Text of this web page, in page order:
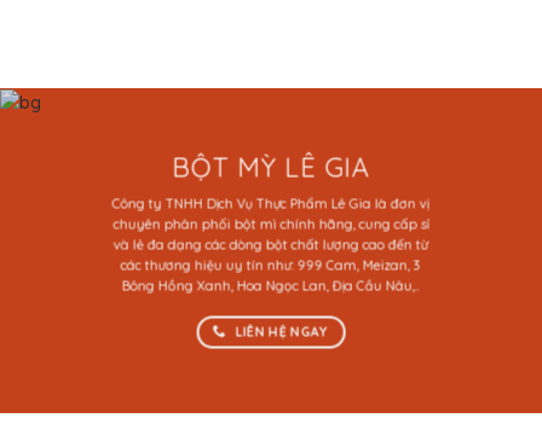
Uy
Tín,
Hàng
Nhanh
BỘT MỲ LÊ GIA
Công ty TNHH Dịch Vụ Thực Phẩm Lê Gia là đơn vị
chuyên phân phối bột mì chính hãng, cung cấp sỉ
và lẻ đa dạng các dòng bột chất lượng cao đến từ
các thương hiệu uy tín như: 999 Cam, Meizan, 3
Bông Hồng Xanh, Hoa Ngọc Lan, Địa Cầu Nâu,..
LIÊN HỆ NGAY